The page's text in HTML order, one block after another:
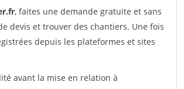
, faites une demande gratuite et sans
devis et trouver des chantiers. Une fois
depuis les plateformes et sites
avant la mise en relation à